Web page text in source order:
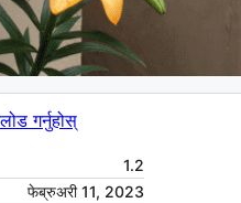
गर्नुहोस्
1.2
फेब्रुअरी 11, 2023